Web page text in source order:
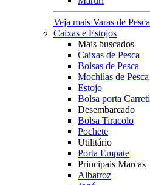
Veja mais Varas de Pesca
Caixas e Estojos
Mais buscados
Caixas de Pesca
Bolsas de Pesca
Mochilas de Pesca
Estojo
Bolsa porta
Desembarcado
Bolsa Tiracolo
Pochete
Utilitário
Porta Empate
Principais Marcas
Albatroz